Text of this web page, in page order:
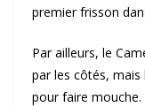
premier frisson
Par ailleurs, le
par les côtés, mais
pour faire mouche.